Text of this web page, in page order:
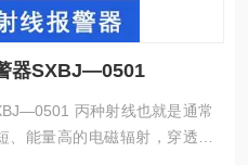
器SXBJ—0501
丙种射线也就是通常
能量高的电磁辐射，穿透能